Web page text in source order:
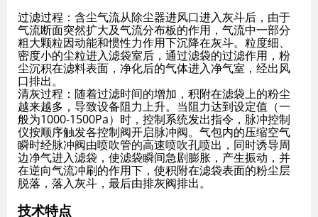
过滤过程 ：含尘气流从除尘器进风口进入灰斗后，由于
气流断面突然扩大及气流分布板的作用，气流中一部分
粗大颗粒因动能和惯性力作用下沉降在灰斗。粒度细、
密度小的尘粒进入滤袋室后，通过滤袋的过滤作用，粉
尘沉积在滤料表面，净化后的气体进入净气室，经出风
口排出。
清灰过程 ：随着过滤时间的增加，积附在滤袋上的粉尘
越来越多，导致设备阻力上升。当阻力达到设定值（一
般为1000-1500Pa）时，控制系统发出指令，脉冲控制
仪按顺序触发各控制阀开启脉冲阀。气包内的压缩空气
瞬时经脉冲阀由喷吹管的高速喷吹孔喷出，同时诱导周
边净气进入滤袋，使滤袋瞬间急剧膨胀，产生振动，并
在逆向气流冲刷的作用下，使积附在滤袋表面的粉尘层
脱落，落入灰斗，最后由排灰阀排出。
技术特点